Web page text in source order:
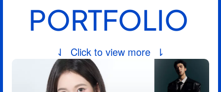
PORTFOLIO
⇃  Click to view more  ⇂